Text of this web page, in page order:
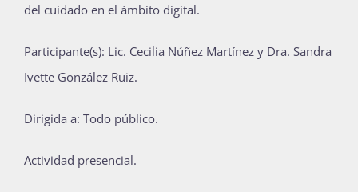
del cuidado en el ámbito digital.
Participante(s): Lic. Cecilia Núñez Martínez y Dra. Sandra
Ivette González Ruiz.
Dirigida a: Todo público.
Actividad presencial.